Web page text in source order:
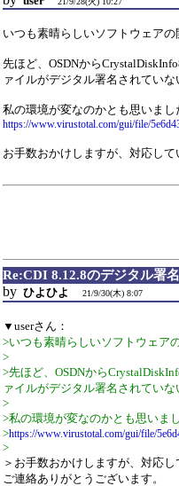
いつも素晴らしいソフトウェアの
先ほど、OSDNから
ァイルがデジタル署名されていな
私の環境が変なのかとも思いま
https://www.virustotal.com/gui/file/
お手数おかけしますが、対応して
Re:CDI 8.12.8のデジタル署名
by ひよひよ 21/9/30(木) 8:07
▼userさん：
>いつも素晴らしいソフトウェア
>
>先ほど、OSDNから
ァイルがデジタル署名されていな
>
>私の環境が変なのかとも思いま
>https://www.virustotal.com/gui/file/
>
＞お手数おかけしますが、対応
ご連絡ありがとうございます。